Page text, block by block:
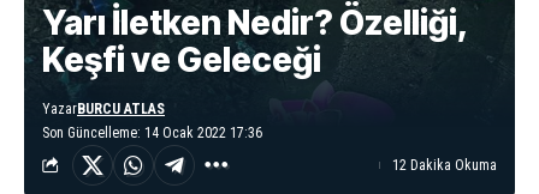
Yarı İletken Nedir? Özelliği,
Keşfi ve Geleceği
Son Güncelleme: 14 Ocak 2022 17:36
YazarBURCU ATLAS
12 Dakika Okuma